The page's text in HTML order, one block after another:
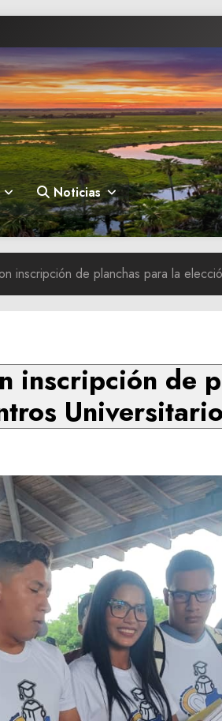
Noticias
inscripción de planchas para la
inscripción de